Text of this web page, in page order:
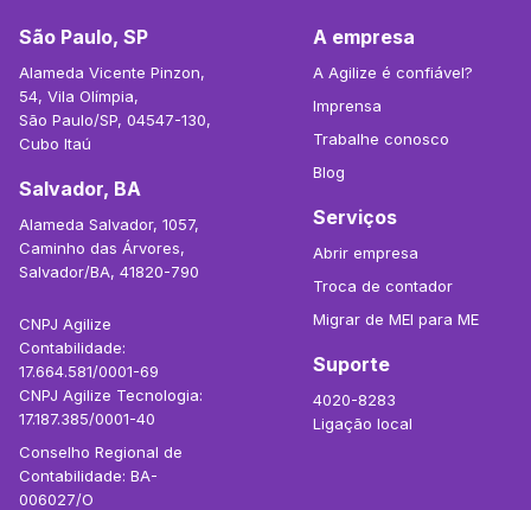
São Paulo, SP
Alameda Vicente Pinzon,
54, Vila Olímpia,
São Paulo/SP, 04547-130,
Cubo Itaú
Salvador, BA
Alameda Salvador, 1057,
Caminho das Árvores,
Salvador/BA, 41820-790
CNPJ Agilize
Contabilidade:
17.664.581/0001-69
CNPJ Agilize Tecnologia:
17.187.385/0001-40
Conselho Regional de
Contabilidade: BA-
006027/O
A empresa
A Agilize é confiável?
Imprensa
Trabalhe conosco
Blog
Serviços
Abrir empresa
Troca de contador
Migrar de MEI para ME
Suporte
4020-8283
Ligação local